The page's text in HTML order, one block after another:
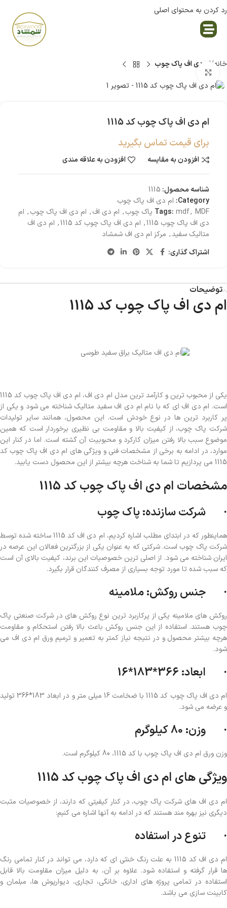
رد کردن به محتوای اصلی
خانه ام دی اف پاک چوب
ام دی اف پاک چوب کد 1115
برای قیمت تماس بگیرید
افزودن به مقایسه افزودن به علاقه مندی
شناسه محصول: 1115
Category: ام دی اف پاک چوب
Tags: mdf, MDF پاک چوب , ام دی اف, ام دی اف پاک چوب, ام
دی اف پاک چوب 1115
, ام دی اف پاک چوب کد 1115 , ام دی اف
متالیک سفید, مرکز ام دی اف شمشاد
اشتراک گذاری:
توضیحات
ام دی اف پاک چوب کد 1115
یکی از محبوب ترین و کارآمد ترین مدل ام دی اف، ام دی اف پاک چوب کد 1115
است. ام دی اف ای که با نام ام دی اف سفید متالیک شناخته می شود و یکی از
پر کاربرد ترین ها در نوع خودش است. این محصول، همانند سایر تولیدات
شرکت پاک چوب، از کیفیت بالا و مقاومت بی نظیری برخوردار است که همین
موضوع سبب بالا رفتن میزان کارکرد و محبوبیت آن گشته است. اما در کنار این
موارد، در ادامه به برخی از مشخصات فنی و ویژگی های ام دی اف پاک چوب کد
1115 می پردازیم تا شما به شناخت هرچه بیشتر از این محصول دست یابید.
مشخصات ام دی اف پاک چوب کد 1115
· شرکت سازنده: پاک چوب
هماینطور که در ابتدای مطلب اشاره کردیم، ام دی اف کد 1115 ساخته شده توسط
شرکت پاک چوب است. شرکتی که به عنوان یکی از بزرگترین فعالان این عرصه در
ایران شناخته می شود. از اصلی ترین خصوصیات این برند، کیفیت بالای آن است
که سبب شده تا مورد توجه بسیاری از مصرف کنندگان قرار بگیرد.
· جنس روکش: ملامینه
روكش هاي ملامینه یکی از پرکاربرد ترین نوع روکش های در شرکت صنعتی پاک
چوب هستند. استفاده از این جنس روکش باعث بالا رفتن استحکام و مقاومت
هرچه بیشتر محصول و در نتیجه نیاز کمتر به تعمیر و ترمیم ورق ام دی اف می
شود.
· ابعاد: 366*183*16
ام دی اف پاک چوب کد 1115 با ضخامت 16 میلی متر و در ابعاد 183*366 تولید
و عرضه می شود.
· وزن: 80 کیلوگرم
وزن ورق ام دی اف پاک چوب با کد 1115، 80 کیلوگرم است.
ویژگی های ام دی اف پاک چوب کد 1115
ام دی اف های شرکت پاک چوب، در کنار کیفیتی که دارند، از خصوصیات مثبت
دیگری نیز بهره مند هستند که در ادامه به آنها اشاره می کنیم:
· تنوع در استفاده
ام دی اف کد 1115 به علت رنگ خنثی ای که دارد، می تواند در کنار تمامی رنگ
ها قرار گرفته و استفاده شود. علاوه بر آن، به دلیل میزان مقاومت بالا قابل
استفاده در تمامی پروژه های اداری، خانگی، تجاری، دیوارپوش ها، مبلمان و
کابینت سازی می باشد.